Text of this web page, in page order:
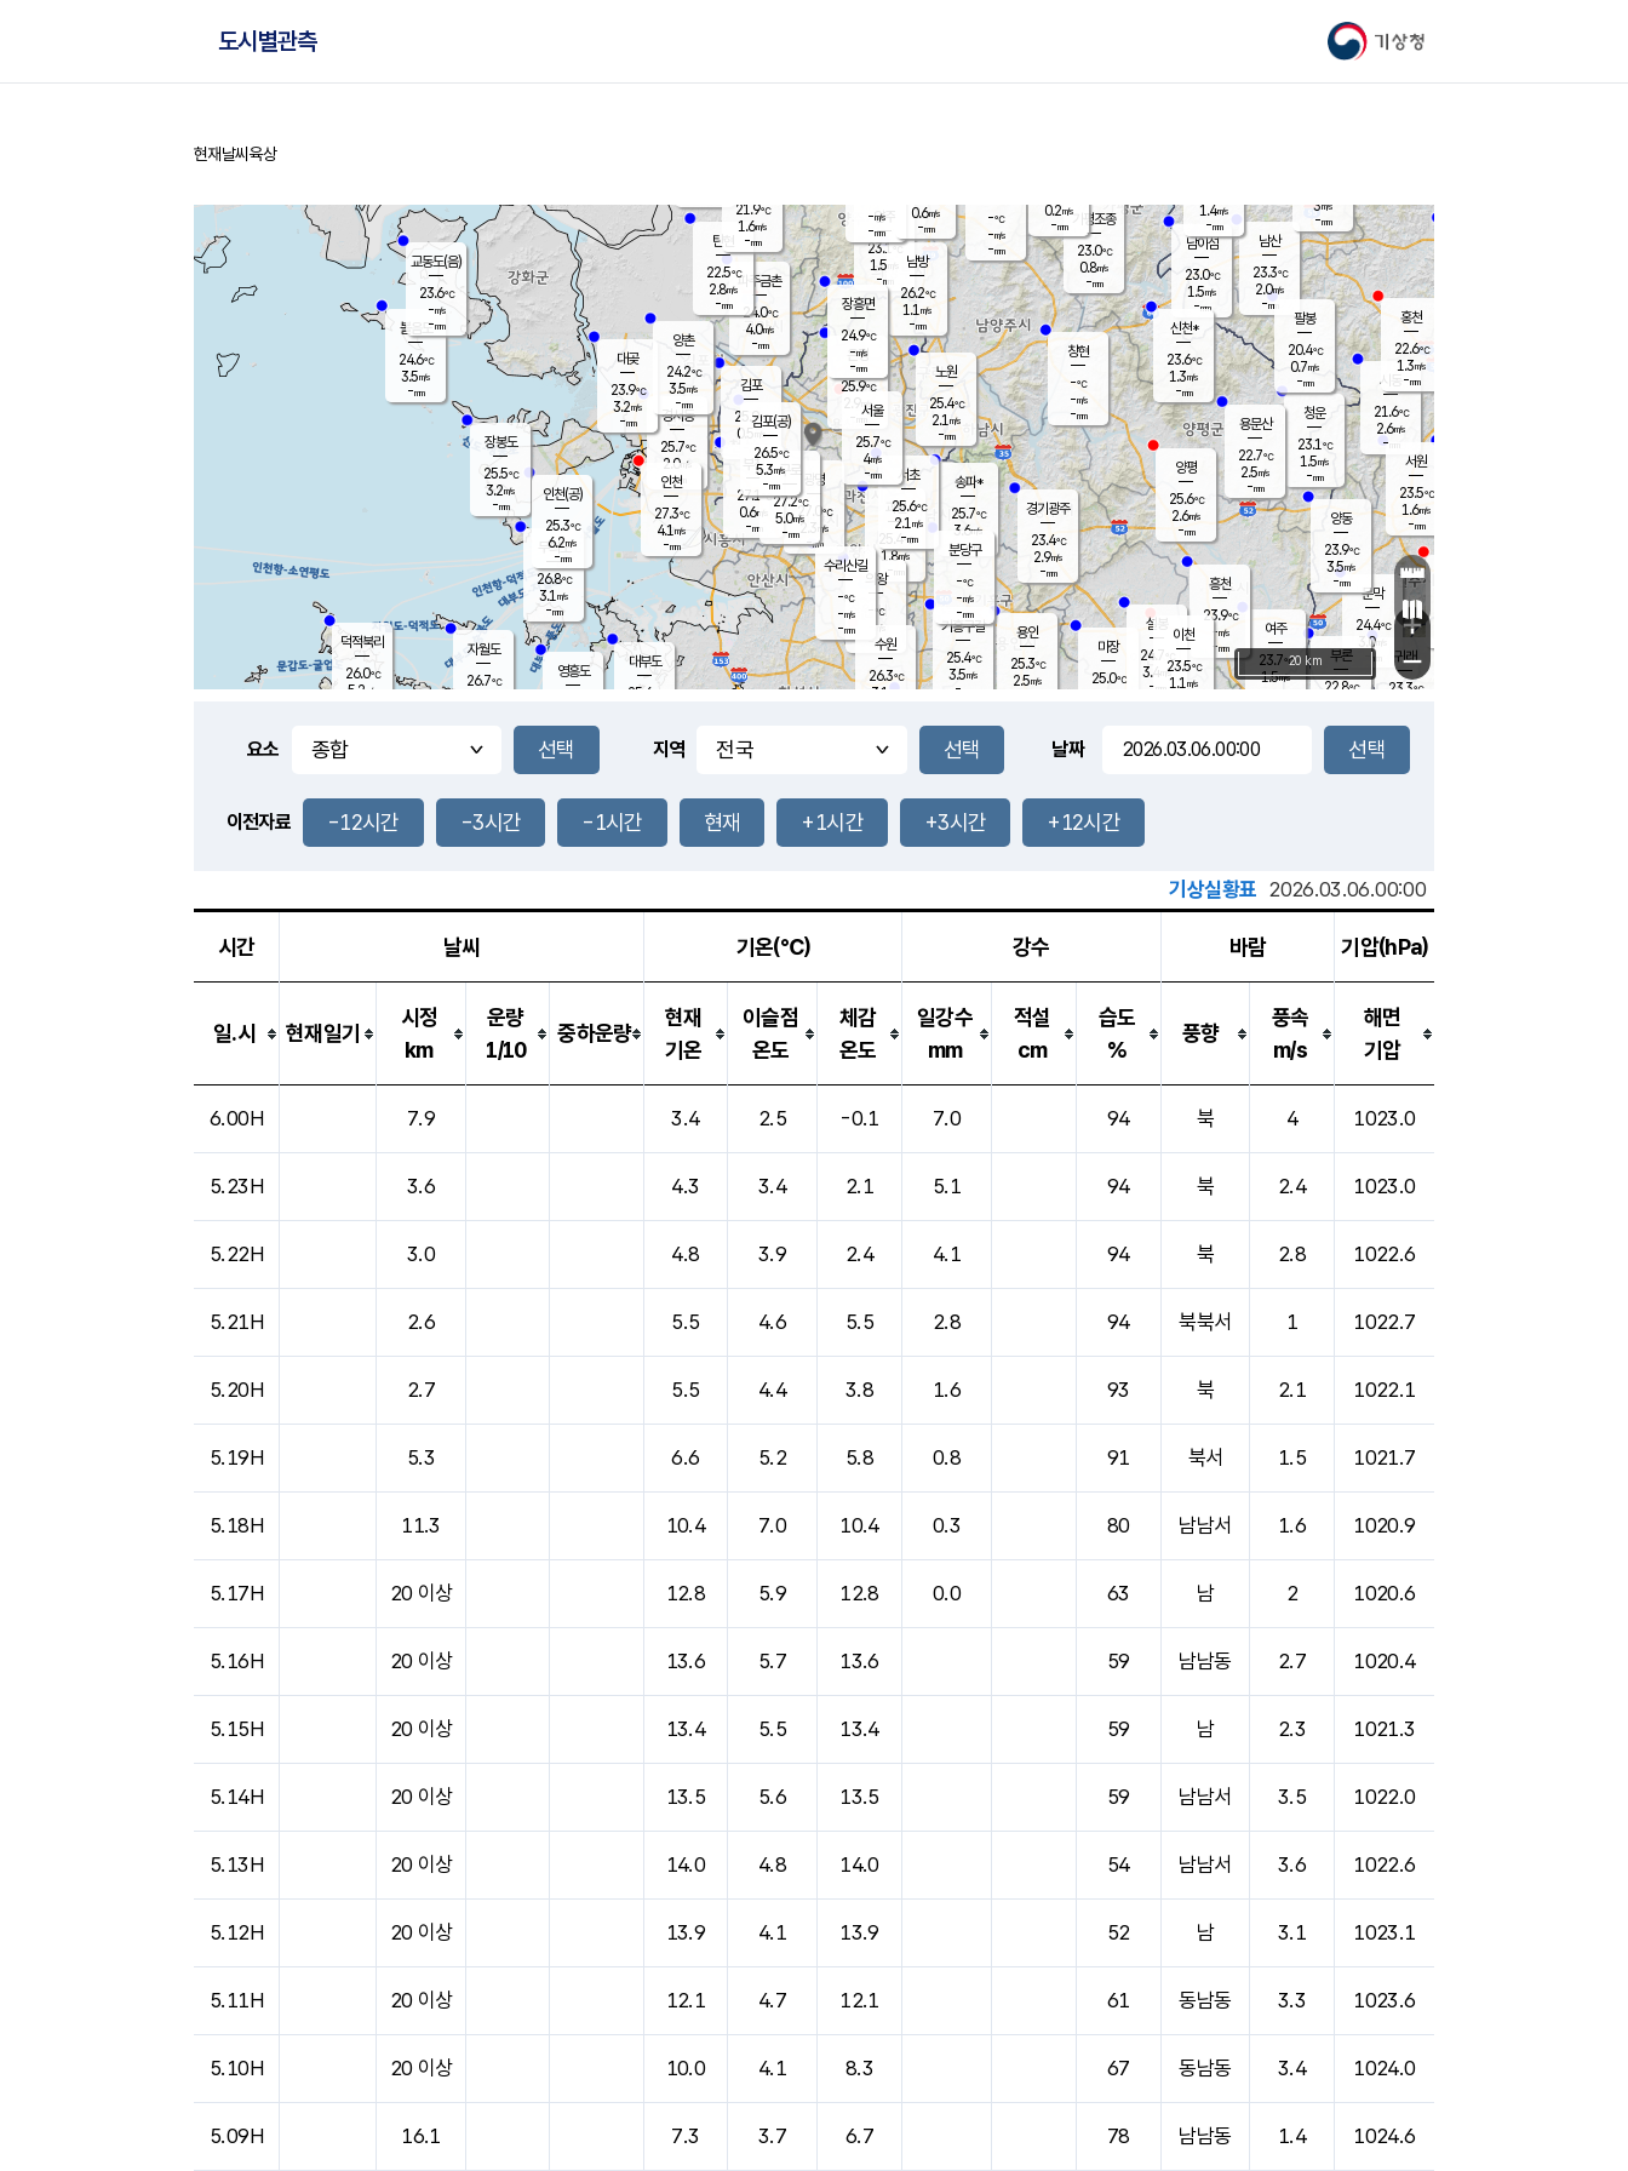
기상청
도시별관측
홈
현재날씨 육상
풍도
3.1m/s
문막
24.4℃
3.0m/s
mm
남이섬
23.0℃
1.5m/s
-mm
무의도
26.8℃
3.1 m/s
-mm
영흥도
볼음도
24.6℃
3.5m/s
-mm
자월도
26.7℃
양주
23.1℃
1.5
-mm
부론
22.8℃
과천
25.4℃
1.8m/s
- mm
남산
23.3℃
2.0m/s
-mm
장봉도
25.5℃
3.2m/s
-mm
-mm
청운
23.1℃
1.5m/s
-mm
팔봉
20.4℃
0.7m/s
-mm
-mm
용인
25.3℃
2.5m/s
여주
23.7℃
1.5m/s
양동
23.9℃
3.5m/s
-mm
경기광주
23.4℃
2.9m/s
-mm
장호원
1.4m/s
-mm
25.3
℃
대부도
25.6
-
경서동
25.7℃
2.0m/s
-mm
파주금촌
24.0℃
4.0m/s
-mm
가평조종
23.0℃
0.8m/s
-mm
-℃
-m/s
-mm
대곶
23.9℃
3.2m/s
-mm
신천*
23.6℃
1.3m/s
-mm
창현
-℃
-m/s
-mm
탄현
22.5℃
2.8m/s
-mm
0.2m/s
-mm
25.6℃
1.2m/s
-mm
흥천
23.9℃
-m/s
-mm
마장
25.0℃
의왕
- ℃
m/s
mm
김포
25.9℃
0.5 m/s
mm
설봉
24.7
3.4 m/s
- mm
광명
27.0
℃
2.3 m/s
-mm
부천
27.1℃
0.6m/s
-mm
-mm
양촌
24.2℃
3.5m/s
-mm
구로
27.2℃
5.0m/s
-mm
은평
25.9℃
2.9 m/s
- mm
노원
25.4℃
2.1 m/s
-mm
송파*
25.7℃
3.6m/s
-mm
서초
25.6℃
2.1 m/s
-mm
남방
26.2℃
1.1 m/s
-mm
기흥구갈
25.4℃
3.5m/s
-
수리산길
-℃
-m/s
-mm
분당구
-℃
-m/s
-mm
장흥면
24.9℃
-m/s
-mm
-m/s
-mm
시동
21.6℃
2.6m/s
- mm
귀래
23.3℃
서원
23.5℃
1.6m/s
-mm
용문산
22.7℃
2.5m/s
-mm
덕적북리
26.0℃
5.2 m/s
인천(공)
25.3℃
6.2m/s
-mm
김포(공)
26.5℃
5.3m/s
-mm
교동도(음)
23.6℃
-m/s
-mm
홍천
22.6℃
1.3m/s
-mm
이천
23.5℃
1.1 m/s
양평
25.6℃
2.6m/s
-mm
수원
26.3℃
3.1 m/s
인천
27.3℃
4.1 m/s
-mm
서울
25.7℃
4m/s
-mm
3m/s
-mm
21.9℃
1.6m/s
-mm
0.6m/s
-mm
+
−
20 km
요소 지역 날짜
이전자료 -12시간 -3시간 -1시간 현재 +1시간 +3시간 +12시간
기상실황표 2026.03.06.00:00
시간 날씨 기온(℃) 강수 바람 기압(hPa)
일.시 현재일기
시정
km
운량
1/10
중하운량
현재
기온
이슬점
온도
체감
온도
일강수
mm
적설
cm
습도
%
풍향
풍속
m/s
해면
기압
6.00H 7.9 3.4 2.5 -0.1 7.0 94 북 4 1023.0
5.23H 3.6 4.3 3.4 2.1 5.1 94 북 2.4 1023.0
5.22H 3.0 4.8 3.9 2.4 4.1 94 북 2.8 1022.6
5.21H 2.6 5.5 4.6 5.5 2.8 94 북북서 1 1022.7
5.20H 2.7 5.5 4.4 3.8 1.6 93 북 2.1 1022.1
5.19H 5.3 6.6 5.2 5.8 0.8 91 북서 1.5 1021.7
5.18H 11.3 10.4 7.0 10.4 0.3 80 남남서 1.6 1020.9
5.17H 20 이상 12.8 5.9 12.8 0.0 63 남 2 1020.6
5.16H 20 이상 13.6 5.7 13.6 59 남남동 2.7 1020.4
5.15H 20 이상 13.4 5.5 13.4 59 남 2.3 1021.3
5.14H 20 이상 13.5 5.6 13.5 59 남남서 3.5 1022.0
5.13H 20 이상 14.0 4.8 14.0 54 남남서 3.6 1022.6
5.12H 20 이상 13.9 4.1 13.9 52 남 3.1 1023.1
5.11H 20 이상 12.1 4.7 12.1 61 동남동 3.3 1023.6
5.10H 20 이상 10.0 4.1 8.3 67 동남동 3.4 1024.0
5.09H 16.1 7.3 3.7 6.7 78 남남동 1.4 1024.6